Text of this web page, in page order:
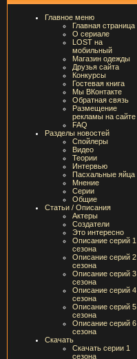
Главное меню
Главная страница
О сериале
LOST на
мобильный
Магазин одежды
Друзья сайта
Конкурсы
Гостевая книга
Мы ВКонтакте
Обратная связь
Размещение
рекламы на сайте
FAQ
Разделы новостей
Спойлеры
Видео
Теории
Интервью
Пасхальные яйца
Мнение
Серии
Общие
Статьи / Описания
Актеры
Создатели
Это интересно
Описание серий 1
сезона
Описание серий 2
сезона
Описание серий 3
сезона
Описание серий 4
сезона
Описание серий 5
сезона
Описание серий 6
сезона
Скачать
Скачать серии 1
сезона